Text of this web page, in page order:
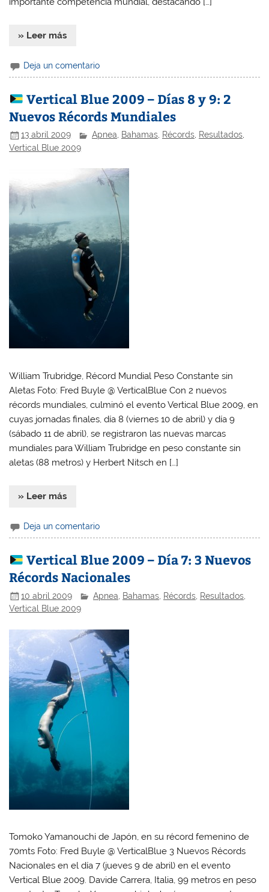
» Leer más
Deja un comentario
Vertical Blue 2009 – Días 8 y 9: 2
Nuevos Récords Mundiales
13 abril 2009 Apnea, Bahamas, Récords, Resultados,
Vertical Blue 2009
William Trubridge, Récord Mundial Peso Constante sin
Aletas Foto: Fred Buyle @ VerticalBlue Con 2 nuevos
récords mundiales, culminó el evento Vertical Blue 2009, en
cuyas jornadas finales, día 8 (viernes 10 de abril) y día 9
(sábado 11 de abril), se registraron las nuevas marcas
mundiales para William Trubridge en peso constante sin
aletas (88 metros) y Herbert Nitsch en […]
» Leer más
Deja un comentario
Vertical Blue 2009 – Día 7: 3 Nuevos
Récords Nacionales
10 abril 2009 Apnea Bahamas Récords Resultados
Vertical Blue 2009
Tomoko Yamanouchi de Japón, en su récord femenino de
70mts Foto: Fred Buyle @ VerticalBlue 3 Nuevos Récords
Nacionales en el día 7 (jueves 9 de abril) en el evento
Vertical Blue 2009. Davide Carrera, Italia, 99 metros en peso